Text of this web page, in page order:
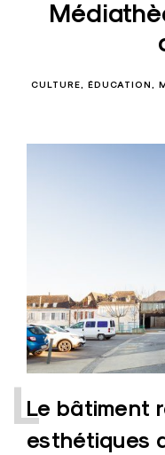
CULTURE ÉDUCATION
Le bâtiment
esthétiques